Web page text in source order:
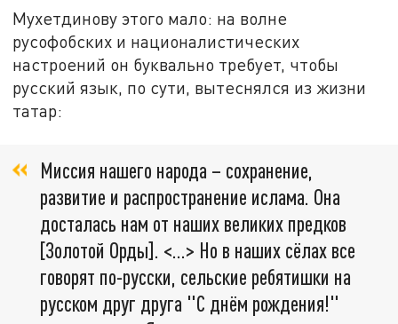
Мухетдинову этого мало: на волне
русофобских и националистических
настроений он буквально требует, чтобы
русский язык, по сути, вытеснялся из жизни
татар:
Миссия нашего народа – сохранение,
развитие и распространение ислама. Она
досталась нам от наших великих предков
[Золотой Орды]. <…> Но в наших сёлах все
говорят по-русски, сельские ребятишки на
русском друг друга "С днём рождения!"